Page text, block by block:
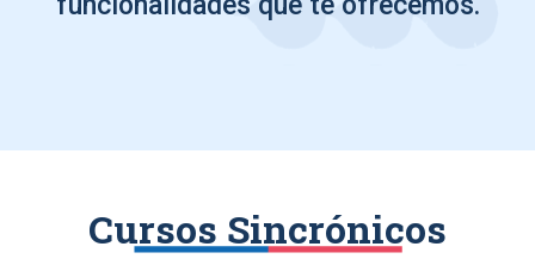
Cursos Sincrónicos